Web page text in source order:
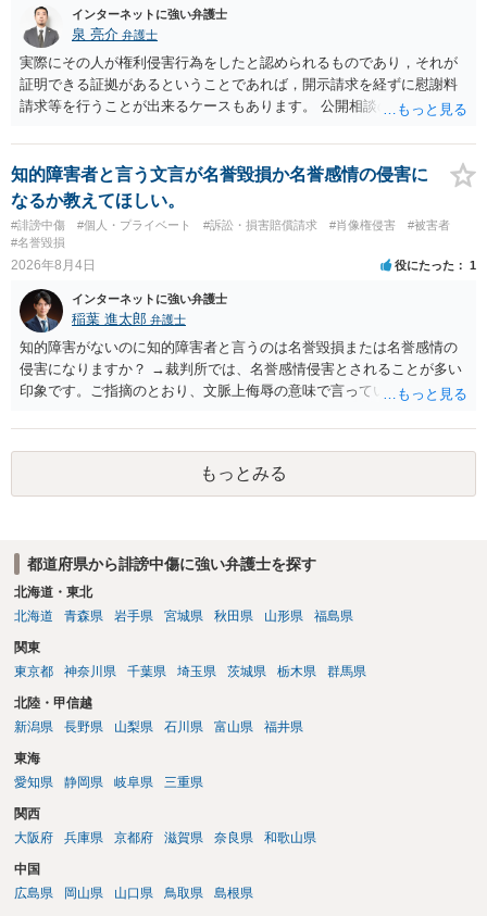
められない場合があり何ともいえないところでしょう。
インターネットに強い弁護士
泉 亮介 弁護士
実際にその人が権利侵害行為をしたと認められるものであり，それが
証明できる証拠があるということであれば，開示請求を経ずに慰謝料
請求等を行うことが出来るケースもあります。 公開相談の場では回答
に個別に相談されると良いでしょう。
知的障害者と言う文言が名誉毀損か名誉感情の侵害に
なるか教えてほしい。
#誹謗中傷 #個人・プライベート #訴訟・損害賠償請求 #肖像権侵害
#被害者
#名誉毀損
2026年8月4日 役にたった 1
インターネットに強い弁護士
稲葉 進太郎 弁護士
知的障害がないのに知的障害者と言うのは名誉毀損または名誉感情の
侵害になりますか？ →裁判所では、名誉感情侵害とされることが多い
印象です。ご指摘のとおり、文脈上侮辱の意味で言っている点も加味
もっとみる
都道府県から誹謗中傷に強い弁護士を探す
北海道・東北
北海道
青森県 岩手県 宮城県 秋田県 山形県 福島県
関東
東京都
神奈川県 千葉県 埼玉県 茨城県 栃木県 群馬県
北陸・甲信越
新潟県
長野県 山梨県 石川県 富山県 福井県
東海
愛知県
静岡県 岐阜県 三重県
関西
大阪府
兵庫県 京都府 滋賀県 奈良県 和歌山県
中国
広島県
岡山県 山口県 鳥取県 島根県